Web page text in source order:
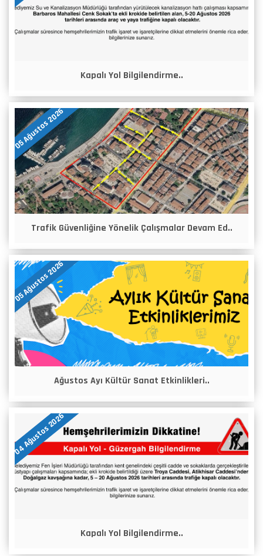
Kapalı Yol Bilgilendirme..
05 Ağustos 2026
Trafik Güvenliğine Yönelik Çalışmalar Devam Ed..
05 Ağustos 2026
Ağustos Ayı Kültür Sanat Etkinlikleri..
04 Ağustos 2026
Kapalı Yol Bilgilendirme..